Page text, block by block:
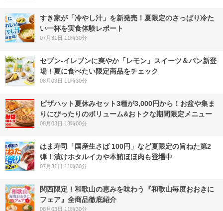
すき家が「冷やし汁」を新発売！夏限定のさっぱり冷た
い一杯を実食体験レポート
07月31日 11時30分
セブン‐イレブンに爽やか「レモン」スイーツ＆パン新登
場！夏に食べたい限定商品をチェック
08月03日 11時30分
ピザハット夏休みセット3種が3,000円から！お盆や集ま
りにぴったりのボリューム&おトクな期間限定メニュー
08月03日 13時00分
はま寿司「国産生さば 100円」など夏限定の旨ねた第2
弾！漬けホタルイカや本鮪ほほ肉も登場中
07月31日 11時30分
関西限定！和歌山の恵みを味わう『和歌山毎度おおきに
フェア』全商品徹底紹介
08月03日 11時30分